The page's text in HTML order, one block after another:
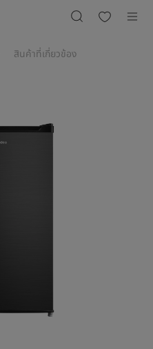
สินค้าที่เกี่ยวข้อง